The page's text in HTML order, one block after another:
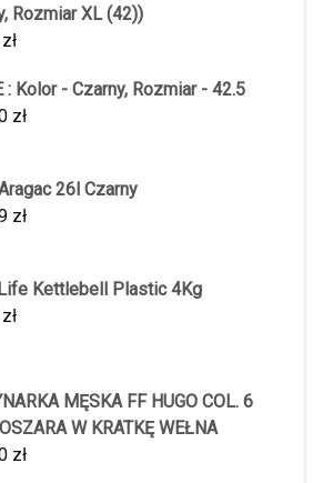
Rozmiar XL (42))
zł
: Kolor - Czarny, Rozmiar - 42.5
zł
26l Czarny
zł
Kettlebell Plastic 4Kg
zł
MĘSKA FF HUGO COL. 6
W KRATKĘ WEŁNA
zł